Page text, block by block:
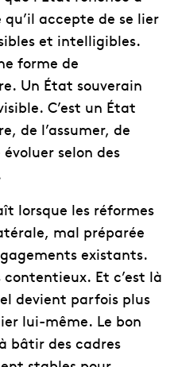
accepte de se lier
et intelligibles.
forme de
Un État souverain
C’est un État
de l’assumer, de
selon des
lorsque les réformes
mal préparée
existants.
contentieux. Et c’est là
devient parfois plus
lui-même. Le bon
bâtir des cadres